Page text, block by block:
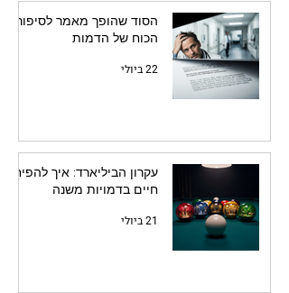
הסוד שהופך מאמר לסיפור:
הכוח של הדמות
22 ביולי
עקרון הביליארד: איך להפיח
חיים בדמויות משנה
21 ביולי